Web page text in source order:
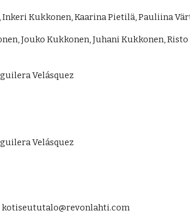
Inkeri Kukkonen, Kaarina Pietilä, Pauliina
Jouko Kukkonen, Juhani Kukkonen, Risto
Velásquez
Velásquez
kotiseututalo@revonlahti.com